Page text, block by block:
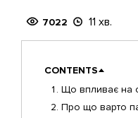
7022 11 хв.
CONTENTS
Що впливає на
Про що варто